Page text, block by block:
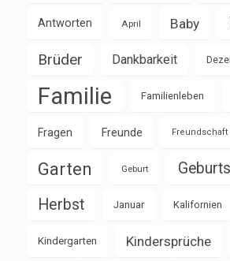
Antworten April Baby
Brüder Dankbarkeit
Familie Familienleben
Fragen Freunde Freundschaft
Garten Geburt
Herbst Januar Kalifornien
Kindergarten Kindersprüche